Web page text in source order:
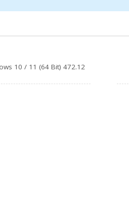
10 / 11 (64 Bit) 472.12